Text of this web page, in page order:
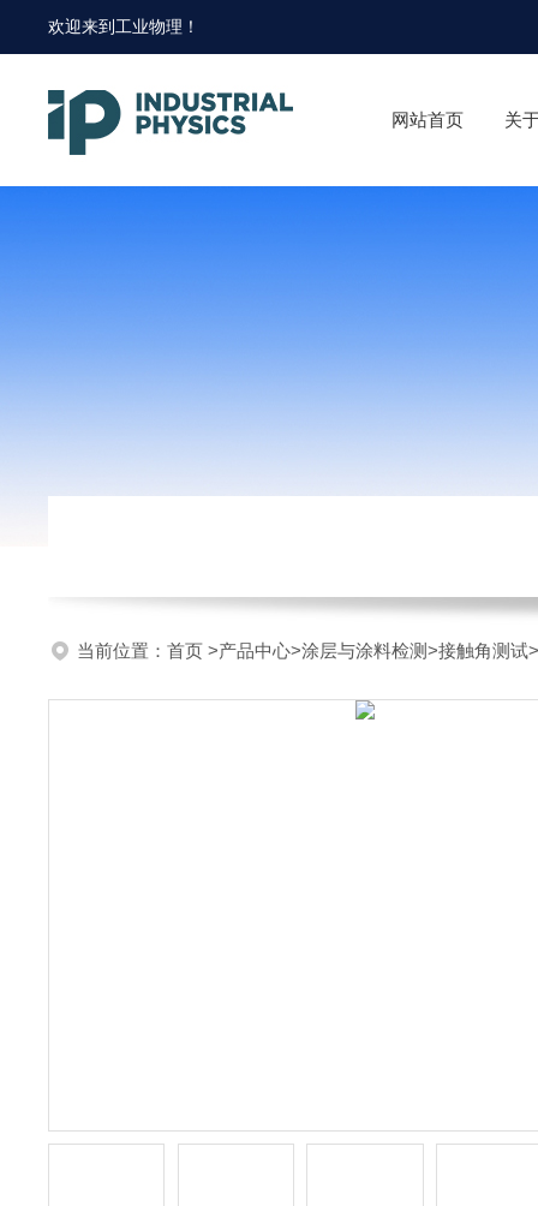
欢迎来到 工业物理 ！
网站首页 关
当前位置： 首页 >产品中心>涂层与涂料检测>接触角测试